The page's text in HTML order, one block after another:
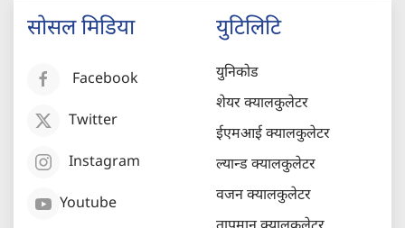
सोसल मिडिया
Facebook
Twitter
Instagram
Youtube
युटिलिटि
युनिकोड
शेयर क्यालकुलेटर
ईएमआई क्यालकुलेटर
ल्यान्ड क्यालकुलेटर
वजन क्यालकुलेटर